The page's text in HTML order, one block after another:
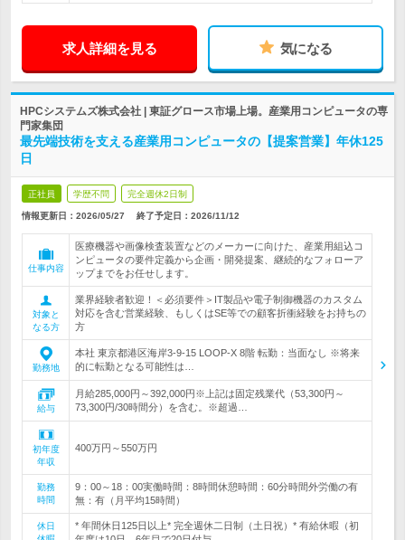
求人詳細を見る 気になる
HPCシステムズ株式会社 | 東証グロース市場上場。産業用コンピュータの専
門家集団
最先端技術を支える産業用コンピュータの【提案営業】年休125
日
正社員 学歴不問 完全週休2日制
情報更新日：2026/05/27 終了予定日： 2026/11/12
仕事内容
医療機器や画像検査装置などのメーカーに向けた、産業用組込コ
ンピュータの要件定義から企画・開発提案、継続的なフォローア
ップまでをお任せします。
対象と
なる方
業界経験者歓迎！＜必須要件＞IT製品や電子制御機器のカスタム
対応を含む営業経験、もしくはSE等での顧客折衝経験をお持ちの
方
勤務地
本社 東京都港区海岸3-9-15 LOOP-X 8階 転勤：当面なし ※将来
的に転勤となる可能性は…
給与
月給285,000円～392,000円※上記は固定残業代（53,300円～
73,300円/30時間分）を含む。※超過…
初年度
年収
400万円～550万円
勤務
時間
9：00～18：00実働時間：8時間休憩時間：60分時間外労働の有
無：有（月平均15時間）
休日
* 年間休日125日以上* 完全週休二日制（土日祝）* 有給休暇（初